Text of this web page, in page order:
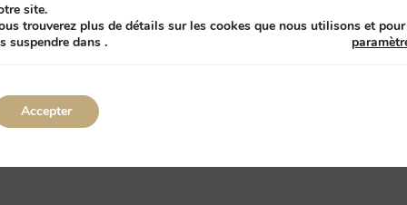
par Comtrast
site.
trouverez plus de détails sur les cookes que nous utilisons et pour
suspendre dans .
Accepter